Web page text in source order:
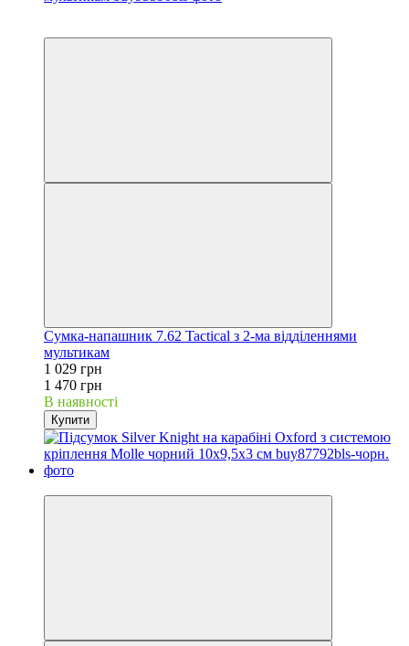
Сумка-напашник 7.62 Tactical з 2-ма відділеннями
мультикам
1 029 грн
1 470 грн
В наявності
Купити